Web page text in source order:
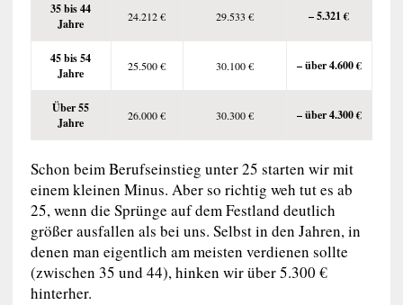
35 bis 44
Jahre
24.212 € 29.533 € – 5.321 €
45 bis 54
Jahre
25.500 € 30.100 € – über 4.600 €
Über 55
Jahre
26.000 € 30.300 € – über 4.300 €
Schon beim Berufseinstieg unter 25 starten wir mit
einem kleinen Minus. Aber so richtig weh tut es ab
25, wenn die Sprünge auf dem Festland deutlich
größer ausfallen als bei uns. Selbst in den Jahren, in
denen man eigentlich am meisten verdienen sollte
(zwischen 35 und 44), hinken wir über 5.300 €
hinterher.